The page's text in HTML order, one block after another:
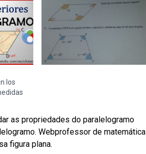
los
as propriedades do paralelogramo
Webprofessor de matemática
figura plana.